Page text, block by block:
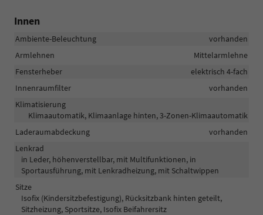
Innen
Ambiente-Beleuchtung
vorhanden
Armlehnen
Mittelarmlehne
Fensterheber
elektrisch 4-fach
Innenraumfilter
vorhanden
Klimatisierung
Klimaautomatik, Klimaanlage hinten, 3-Zonen-Klimaautomatik
Laderaumabdeckung
vorhanden
Lenkrad
in Leder, höhenverstellbar, mit Multifunktionen, in
Sportausführung, mit Lenkradheizung, mit Schaltwippen
Sitze
Isofix (Kindersitzbefestigung), Rücksitzbank hinten geteilt,
Sitzheizung, Sportsitze, Isofix Beifahrersitz